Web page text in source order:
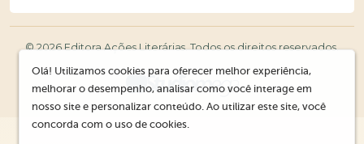
© 2026 Editora Ações Literárias. Todos os direitos reservados.
Olá! Utilizamos cookies para oferecer melhor experiência,
melhorar o desempenho, analisar como você interage em
nosso site e personalizar conteúdo. Ao utilizar este site, você
concorda com o uso de cookies.